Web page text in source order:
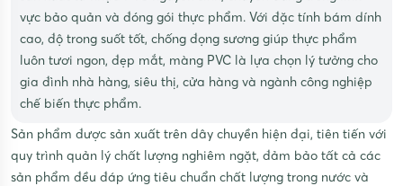
vực bảo quản và đóng gói thực phẩm. Với đặc tính bám dính
cao, độ trong suốt tốt, chống đọng sương giúp thực phẩm
luôn tươi ngon, đẹp mắt, màng PVC là lựa chọn lý tưởng cho
gia đình nhà hàng, siêu thị, cửa hàng và ngành công nghiệp
chế biến thực phẩm.
Sản phẩm được sản xuất trên dây chuyền hiện đại, tiên tiến với
quy trình quản lý chất lượng nghiêm ngặt, đảm bảo tất cả các
sản phẩm đều đáp ứng tiêu chuẩn chất lượng trong nước và